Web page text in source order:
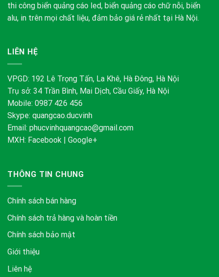
thi công biển quảng cáo led, biển quảng cáo chữ nỗi, biển
alu, in trên mọi chất liệu, đảm bảo giá rẻ nhất tại Hà Nội.
LIÊN HỆ
VPGD: 192 Lê Trọng Tấn, La Khê, Hà Đông, Hà Nội
Trụ sở: 34 Trần Bình, Mai Dịch, Cầu Giấy, Hà Nội
Mobile: 0987 426 456
Skype: quangcao.ducvinh
Email: phucvinhquangcao@gmail.com
MXH: Facebook | Google+
THÔNG TIN CHUNG
Chính sách bán hàng
Chính sách trả hàng và hoàn tiền
Chính sách bảo mật
Giới thiệu
Liên hệ